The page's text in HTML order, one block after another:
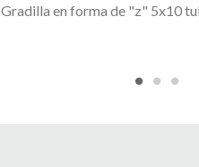
Gradilla en forma de "z" 5x10